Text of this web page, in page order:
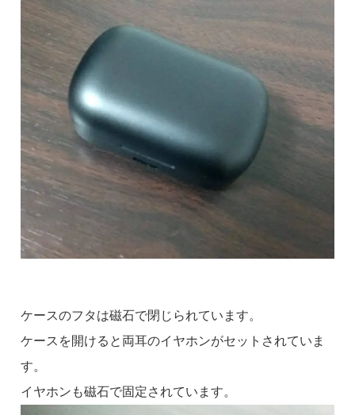
ケースのフタは磁石で閉じられています。
ケースを開けると両耳のイヤホンがセットされていま
す。
イヤホンも磁石で固定されています。